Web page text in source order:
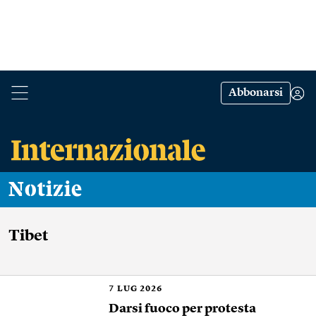
Abbonarsi
Notizie
Tibet
7 LUG 2026
Darsi fuoco per protesta